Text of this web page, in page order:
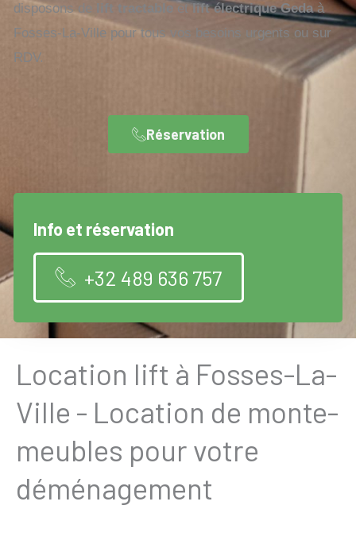
disposons de lift tractable etlift électrique Gedaà
Fosses-La-Ville pour tous vos besoins urgents ou sur
RDV.
Réservation
Info et réservation
+32 489 636 757
Location lift à Fosses-La-
Ville - Location de monte-
meubles pour votre
déménagement